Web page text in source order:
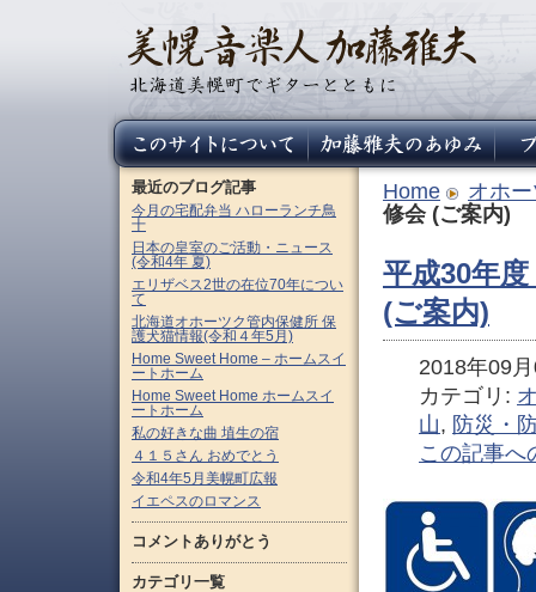
Home
オホ
修会 (ご案内)
平成30年
(ご案内)
2018年09
カテゴリ:
山, 防災・
この記事へ
最近のブログ記事
今月の宅配弁当 ハローランチ鳥
十
日本の皇室のご活動・ニュース
(令和4年 夏)
エリザベス2世の在位70年につい
て
北海道オホーツク管内保健所 保
護犬猫情報(令和４年5月)
Home Sweet Home – ホームスイ
ートホーム
Home Sweet Home ホームスイ
ートホーム
私の好きな曲 埴生の宿
４１５さん おめでとう
令和4年5月美幌町広報
イエペスのロマンス
コメントありがとう
カテゴリ一覧